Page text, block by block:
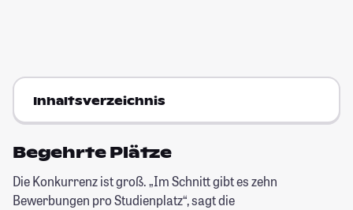
Inhaltsverzeichnis
Begehrte Plätze
Die Konkurrenz ist groß. „Im Schnitt gibt es zehn
Bewerbungen pro Studienplatz“, sagt die